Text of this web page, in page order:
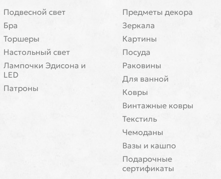
Подвесной свет
Бра
Торшеры
Настольный свет
Лампочки Эдисона и
LED
Патроны
Предметы декора
Зеркала
Картины
Посуда
Раковины
Для ванной
Ковры
Винтажные ковры
Текстиль
Чемоданы
Вазы и кашпо
Подарочные
сертификаты